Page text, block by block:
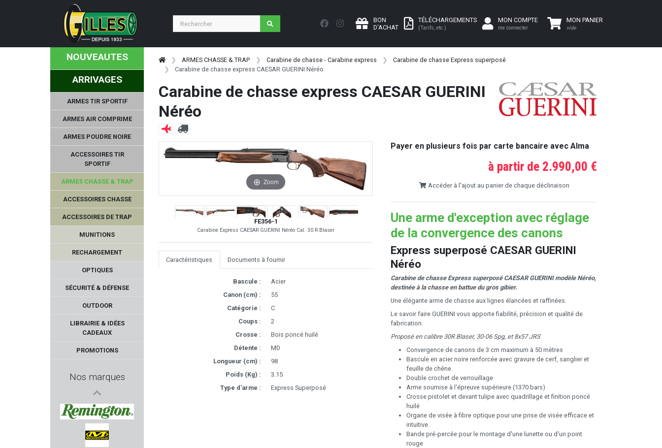
BON
D'ACHAT
TÉLÉCHARGEMENTS
(Tarifs, etc.)
MON COMPTE
me connecter
MON PANIER
vide
NOUVEAUTES
ARRIVAGES
ARMES TIR SPORTIF
ARMES AIR COMPRIME
ARMES POUDRE NOIRE
ACCESSOIRES TIR
SPORTIF
ARMES CHASSE & TRAP
ACCESSOIRES CHASSE
ACCESSOIRES DE TRAP
MUNITIONS
RECHARGEMENT
OPTIQUES
SÉCURITÉ & DÉFENSE
OUTDOOR
LIBRAIRIE & IDÉES
CADEAUX
PROMOTIONS
Nos marques
BREAK FREE
REMINGTON
ARMES CHASSE & TRAP Carabine de chasse - Carabine express
Carabine de chasse Express superposé
Carabine de chasse express CAESAR GUERINI Néréo
Carabine de chasse express CAESAR GUERINI
Néréo
Zoom
FE356-1
Carabine Express CAESAR GUERINI Néréo Cal. 30 R Blaser
Caractéristiques Documents à fournir
Bascule :
Acier
Canon (cm) :
55
Catégorie :
C
Coups :
2
Crosse :
Bois poncé huilé
Détente :
MD
Longueur (cm) :
98
Poids (Kg) :
3.15
Type d'arme :
Express Superposé
Payer en plusieurs fois par carte bancaire avec Alma
à partir de 2.990,00 €
Accéder à l'ajout au panier de chaque déclinaison
Une arme d'exception avec réglage
de la convergence des canons
Express superposé CAESAR GUERINI
Néréo
Carabine de chasse Express superposé CAESAR GUERINI modèle Néréo,
destinée à la chasse en battue du gros gibier.
Une élégante arme de chasse aux lignes élancées et raffinées.
Le savoir faire GUERINI vous apporte fiabilité, précision et qualité de
fabrication.
Proposé en calibre 30R Blaser, 30-06 Spg, et 8x57 JRS
Convergence de canons de 3 cm maximum à 50 mètres
Bascule en acier noire renforcée avec gravure de cerf, sanglier et
feuille de chêne.
Double crochet de verrouillage
Arme soumise à l'épreuve supérieure (1370 bars)
Crosse pistolet et devant tulipe avec quadrillage et finition poncé
huilé
Organe de visée à fibre optique pour une prise de visée efficace et
intuitive.
Bande pré-percée pour le montage d'une lunette ou d'un point
rouge